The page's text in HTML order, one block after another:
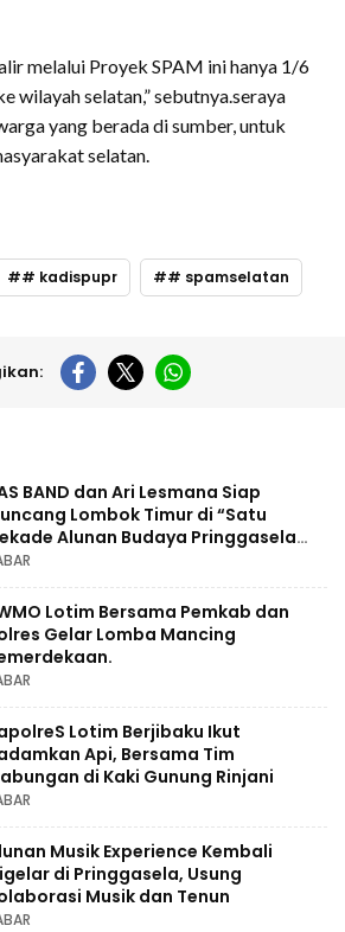
melalui Proyek SPAM ini hanya 1/6
wilayah selatan,” sebutnya.seraya
yang berada di sumber, untuk
selatan.
# kadispupr # spamselatan
BAND dan Ari Lesmana Siap
Lombok Timur di “Satu
Alunan Budaya Pringgasela
Lotim Bersama Pemkab dan
Gelar Lomba Mancing
Lotim Berjibaku Ikut
Api, Bersama Tim
di Kaki Gunung Rinjani
Musik Experience Kembali
di Pringgasela, Usung
Musik dan Tenun